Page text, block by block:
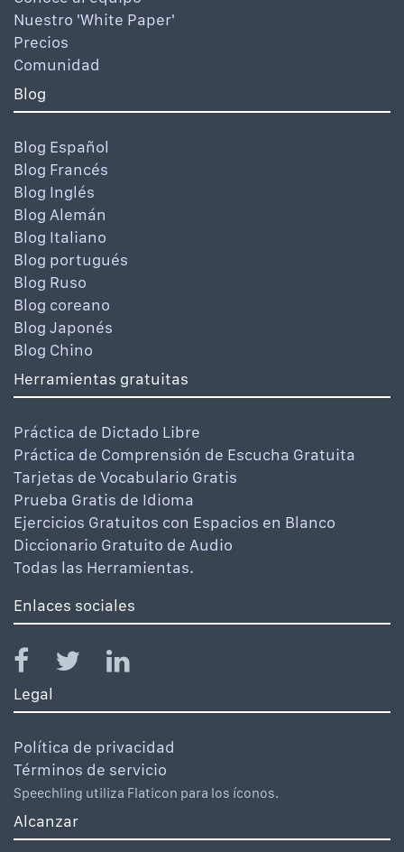
Nuestro 'White Paper'
Precios
Comunidad
Blog
Blog Español
Blog Francés
Blog Inglés
Blog Alemán
Blog Italiano
Blog portugués
Blog Ruso
Blog coreano
Blog Japonés
Blog Chino
Herramientas gratuitas
Práctica de Dictado Libre
Práctica de Comprensión de Escucha Gratuita
Tarjetas de Vocabulario Gratis
Prueba Gratis de Idioma
Ejercicios Gratuitos con Espacios en Blanco
Diccionario Gratuito de Audio
Todas las Herramientas.
Enlaces sociales
Legal
Política de privacidad
Términos de servicio
Speechling utiliza Flaticon para los íconos.
Alcanzar